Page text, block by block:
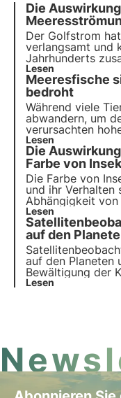
Die
Der Golfstrom
verlangsamt und
Jahrhunderts
Folgen für das
Niederschläge,
beeinträchtigt.
Lesen
Meeresfische
bedroht
Während viele
abwandern, um
verursachten
scheint diese im
im Fall von
wie eine aktuelle
Lesen
Die
Farbe von
Die Farbe von
und ihr
Abhängigkeit
& Evolution
sich der
und die
physiologischen
Lesen
auf den
auf den Planeten
Bewältigung der
Technologien
Lesen